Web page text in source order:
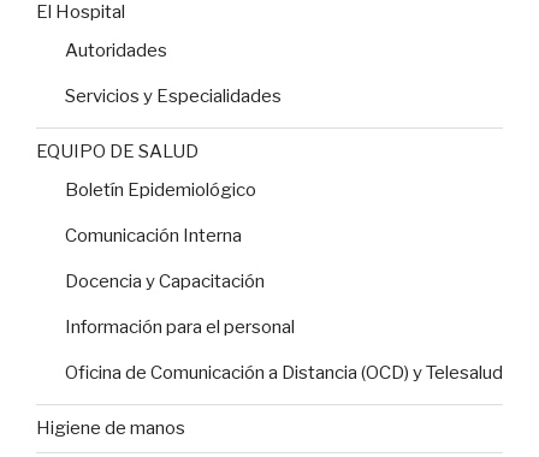
El Hospital
Autoridades
Servicios y Especialidades
EQUIPO DE SALUD
Boletín Epidemiológico
Comunicación Interna
Docencia y Capacitación
Información para el personal
Oficina de Comunicación a Distancia (OCD) y Telesalud
Higiene de manos